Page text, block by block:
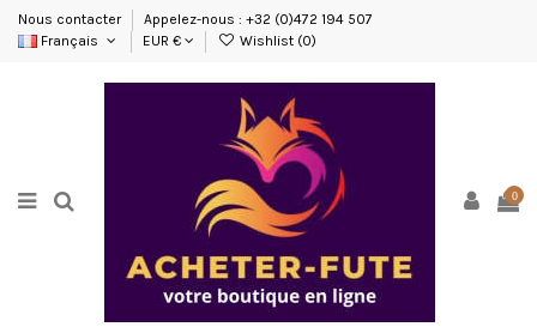
Nous contacter
Appelez-nous : +32 (0)472 194 507
Français
EUR € Wishlist (0)
0